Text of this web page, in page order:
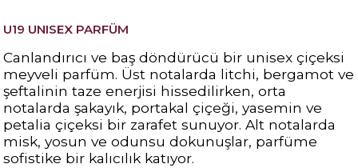
U19 UNISEX PARFÜM
Canlandırıcı ve baş döndürücü bir unisex çiçeksi
meyveli parfüm. Üst notalarda litchi, bergamot ve
şeftalinin taze enerjisi hissedilirken, orta
notalarda şakayık, portakal çiçeği, yasemin ve
petalia çiçeksi bir zarafet sunuyor. Alt notalarda
misk, yosun ve odunsu dokunuşlar, parfüme
sofistike bir kalıcılık katıyor.